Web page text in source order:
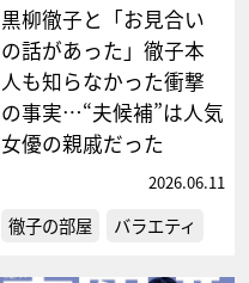
黒柳徹子と「お見合い
の話があった」徹子本
人も知らなかった衝撃
の事実…“夫候補”は人気
女優の親戚だった
2026.06.11
徹子の部屋 バラエティ